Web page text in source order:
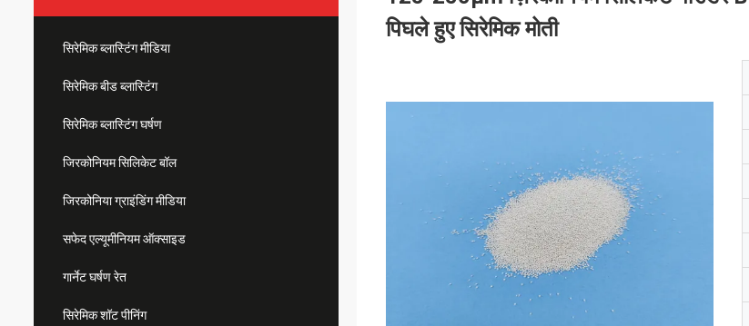
सिरेमिक ब्लास्टिंग मीडिया
सिरेमिक बीड ब्लास्टिंग
सिरेमिक ब्लास्टिंग घर्षण
जिरकोनियम सिलिकेट बॉल
जिरकोनिया ग्राइंडिंग मीडिया
सफेद एल्यूमीनियम ऑक्साइड
गार्नेट घर्षण रेत
सिरेमिक शॉट पीनिंग
पिघले हुए सिरेमिक मोती